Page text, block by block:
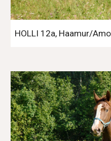
HOLLI 12a, Haamur/